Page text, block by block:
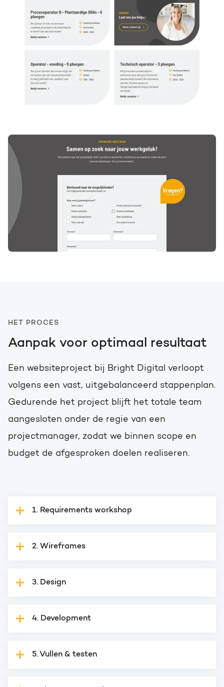
HET PROCES
Aanpak voor optimaal resultaat
Een websiteproject bij Bright Digital verloopt
volgens een vast, uitgebalanceerd stappenplan.
Gedurende het project blijft het totale team
aangesloten onder de regie van een
projectmanager, zodat we binnen scope en
budget de afgesproken doelen realiseren.
1. Requirements workshop
2. Wireframes
3. Design
4. Development
5. Vullen & testen